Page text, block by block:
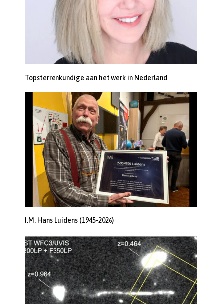
Topsterrenkundige aan het werk in Nederland
I.M. Hans Luidens (1945-2026)